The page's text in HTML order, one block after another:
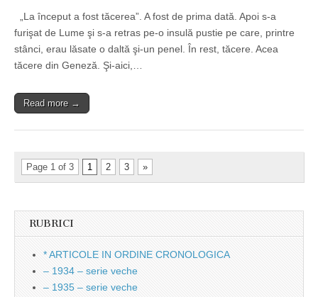
„La început a fost tăcerea”. A fost de prima dată. Apoi s-a
furişat de Lume şi s-a retras pe-o insulă pustie pe care, printre
stânci, erau lăsate o daltă şi-un penel. În rest, tăcere. Acea
tăcere din Geneză. Şi-aici,…
Read more →
Page 1 of 3 1 2 3 »
RUBRICI
* ARTICOLE IN ORDINE CRONOLOGICA
– 1934 – serie veche
– 1935 – serie veche